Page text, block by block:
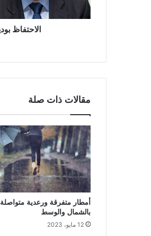
الاحتفاظ
مقالات ذات صلة
أمطار متفرقة ورعدية متواصلة
بالشمال والوسط
12 مايو، 2023